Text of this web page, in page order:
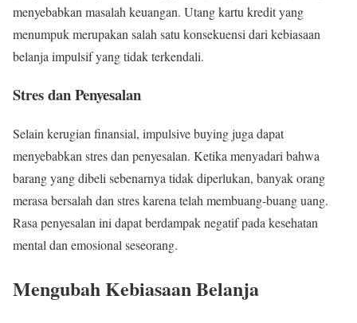
menyebabkan masalah keuangan. Utang kartu kredit yang
menumpuk merupakan salah satu konsekuensi dari kebiasaan
belanja impulsif yang tidak terkendali.
Stres dan Penyesalan
Selain kerugian finansial, impulsive buying juga dapat
menyebabkan stres dan penyesalan. Ketika menyadari bahwa
barang yang dibeli sebenarnya tidak diperlukan, banyak orang
merasa bersalah dan stres karena telah membuang-buang uang.
Rasa penyesalan ini dapat berdampak negatif pada kesehatan
mental dan emosional seseorang.
Mengubah Kebiasaan Belanja